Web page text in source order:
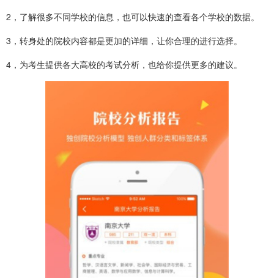
2，了解很多不同学校的信息，也可以快速的查看各个学校的数据。
3，转身处的院校内容都是更加的详细，让你合理的进行选择。
4，为考生提供各大高校的考试分析，也给你提供更多的建议。